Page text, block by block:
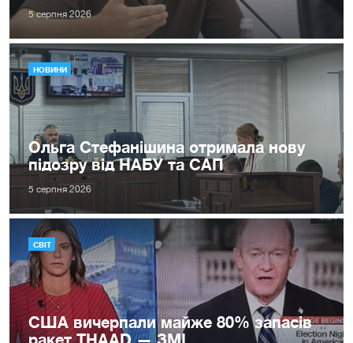
5 серпня 2026
НОВИНИ
Ольга Стефанішина отримала нову
підозру від НАБУ та САП
5 серпня 2026
СВІТ
США вичерпали майже 80% запасів